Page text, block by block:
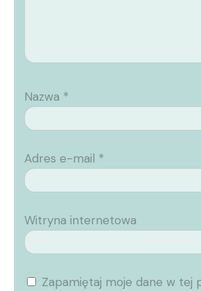
Nazwa *
Adres e-mail *
Witryna internetowa
Zapamiętaj moje dane w tej